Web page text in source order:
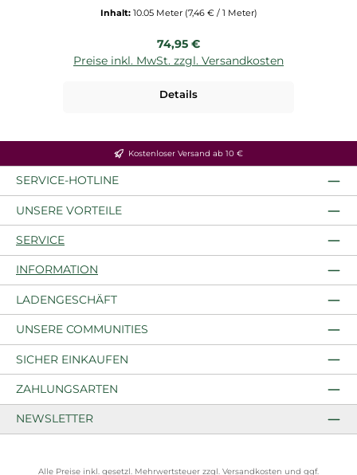
Inhalt: 10.05 Meter (7,46 € / 1 Meter)
Regulärer Preis:
74,95 €
Preise inkl. MwSt. zzgl. Versandkosten
Details
Kostenloser Versand ab 10 €
SERVICE-HOTLINE
UNSERE VORTEILE
SERVICE
INFORMATION
LADENGESCHÄFT
UNSERE COMMUNITIES
SICHER EINKAUFEN
ZAHLUNGSARTEN
NEWSLETTER
Alle Preise inkl. gesetzl. Mehrwertsteuer zzgl. Versandkosten und ggf.